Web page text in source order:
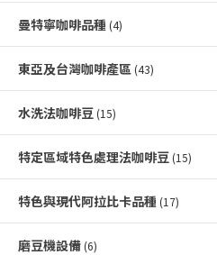
曼特寧咖啡品種 (4)
東亞及台灣咖啡產區 (43)
水洗法咖啡豆 (15)
特定區域特色處理法咖啡豆 (15)
特色與現代阿拉比卡品種 (17)
磨豆機設備 (6)